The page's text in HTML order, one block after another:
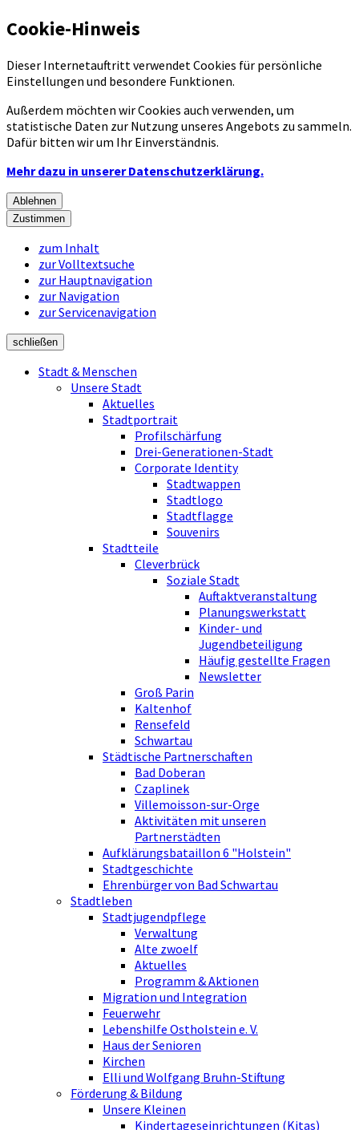
Cookie-Hinweis
Dieser Internetauftritt verwendet Cookies für persönliche
Einstellungen und besondere Funktionen.
Außerdem möchten wir Cookies auch verwenden, um
statistische Daten zur Nutzung unseres Angebots zu sammeln.
Dafür bitten wir um Ihr Einverständnis.
Mehr dazu in unserer Datenschutzerklärung.
Ablehnen
Zustimmen
zum Inhalt
zur Volltextsuche
zur Hauptnavigation
zur Navigation
zur Servicenavigation
schließen
Stadt & Menschen
Unsere Stadt
Aktuelles
Stadtportrait
Profilschärfung
Drei-Generationen-Stadt
Corporate Identity
Stadtwappen
Stadtlogo
Stadtflagge
Souvenirs
Stadtteile
Cleverbrück
Soziale Stadt
Auftaktveranstaltung
Planungswerkstatt
Kinder- und
Jugendbeteiligung
Häufig gestellte Fragen
Newsletter
Groß Parin
Kaltenhof
Rensefeld
Schwartau
Städtische Partnerschaften
Bad Doberan
Czaplinek
Villemoisson-sur-Orge
Aktivitäten mit unseren
Partnerstädten
Aufklärungsbataillon 6 "Holstein"
Stadtgeschichte
Ehrenbürger von Bad Schwartau
Stadtleben
Stadtjugendpflege
Verwaltung
Alte zwoelf
Aktuelles
Programm & Aktionen
Migration und Integration
Feuerwehr
Lebenshilfe Ostholstein e. V.
Haus der Senioren
Kirchen
Elli und Wolfgang Bruhn-Stiftung
Förderung & Bildung
Unsere Kleinen
Kindertageseinrichtungen (Kitas)